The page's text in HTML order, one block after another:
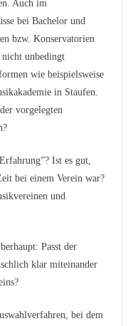
Auch im
bei Bachelor und
bzw. Konservatorien
nicht unbedingt
wie beispielsweise
in Staufen.
vorgelegten
Ist es gut,
bei einem Verein war?
und
Passt der
klar miteinander
bei dem